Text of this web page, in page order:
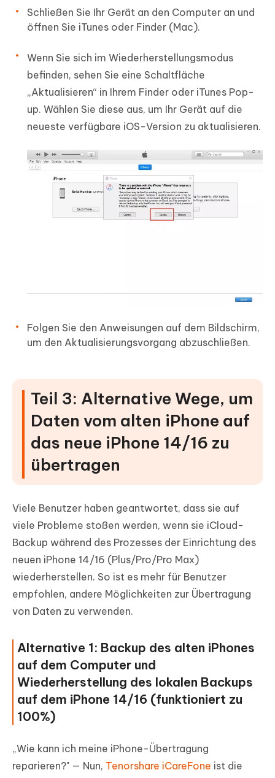
Schließen Sie Ihr Gerät an den Computer an und
öffnen Sie iTunes oder Finder (Mac).
Wenn Sie sich im Wiederherstellungsmodus
befinden, sehen Sie eine Schaltfläche
„Aktualisieren“ in Ihrem Finder oder iTunes Pop-
up. Wählen Sie diese aus, um Ihr Gerät auf die
neueste verfügbare iOS-Version zu aktualisieren.
Folgen Sie den Anweisungen auf dem Bildschirm,
um den Aktualisierungsvorgang abzuschließen.
Teil 3: Alternative Wege, um
Daten vom alten iPhone auf
das neue iPhone 14/16 zu
übertragen
Viele Benutzer haben geantwortet, dass sie auf
viele Probleme stoßen werden, wenn sie iCloud-
Backup während des Prozesses der Einrichtung des
neuen iPhone 14/16 (Plus/Pro/Pro Max)
wiederherstellen. So ist es mehr für Benutzer
empfohlen, andere Möglichkeiten zur Übertragung
von Daten zu verwenden.
Alternative 1: Backup des alten iPhones
auf dem Computer und
Wiederherstellung des lokalen Backups
auf dem iPhone 14/16 (funktioniert zu
100%)
„Wie kann ich meine iPhone-Übertragung
reparieren?" — Nun, Tenorshare iCareFone ist die